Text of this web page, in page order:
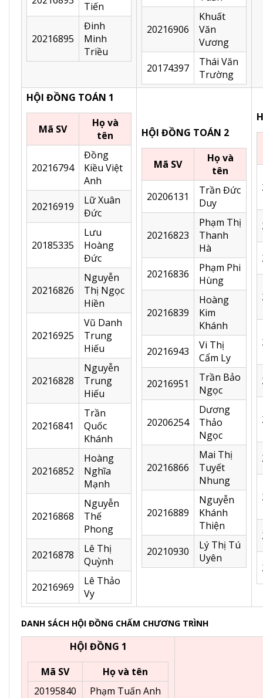
Tiến
20216895
Đinh
Minh
Triều
20216906
Khuất
Văn
Vương
20174397
Thái Văn
Trường
HỘI ĐỒNG TOÁN 1
Mã SV
Họ và
tên
20216794
Đồng
Kiều Việt
Anh
20216919
Lữ Xuân
Đức
20185335
Lưu
Hoàng
Đức
20216826
Nguyễn
Thị Ngọc
Hiền
20216925
Vũ Danh
Trung
Hiếu
20216828
Nguyễn
Trung
Hiếu
20216841
Trần
Quốc
Khánh
20216852
Hoàng
Nghĩa
Mạnh
20216868
Nguyễn
Thế
Phong
20216878
Lê Thị
Quỳnh
20216969
Lê Thảo
Vy
HỘI ĐỒNG TOÁN 2
Mã SV
Họ và
tên
20206131
Trần Đức
Duy
20216823
Phạm Thị
Thanh
Hà
20216836
Phạm Phi
Hùng
20216839
Hoàng
Kim
Khánh
20216943
Vi Thị
Cẩm Ly
20216951
Trần Bảo
Ngọc
20206254
Dương
Thảo
Ngọc
20216866
Mai Thị
Tuyết
Nhung
20216889
Nguyễn
Khánh
Thiện
20210930
Lý Thị Tú
Uyên
DANH SÁCH HỘI ĐỒNG CHẤM CHƯƠNG TRÌNH
HỘI ĐỒNG 1
Mã SV
Họ và tên
20195840
Phạm Tuấn Anh